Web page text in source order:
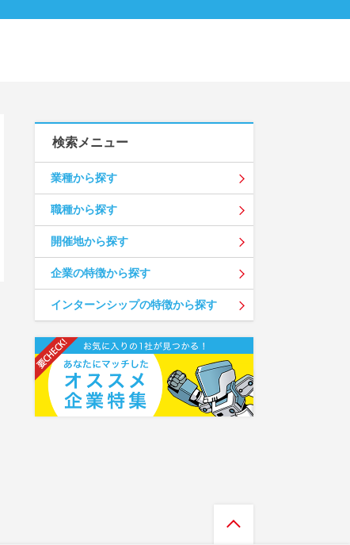
検索メニュー
業種から探す
職種から探す
開催地から探す
企業の特徴から探す
インターンシップの特徴から探す